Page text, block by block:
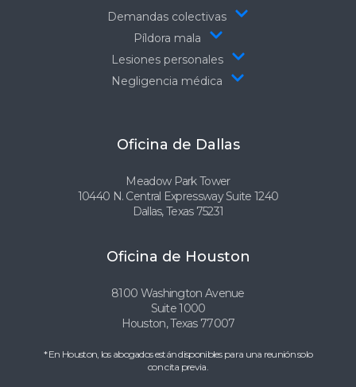
Demandas colectivas
Píldora mala
Lesiones personales
Negligencia médica
Oficina de Dallas
Meadow Park Tower
10440 N. Central Expressway Suite 1240
Dallas, Texas 75231
Oficina de Houston
8100 Washington Avenue
Suite 1000
Houston, Texas 77007
* En Houston, los abogados están disponibles para una reunión solo
con cita previa.